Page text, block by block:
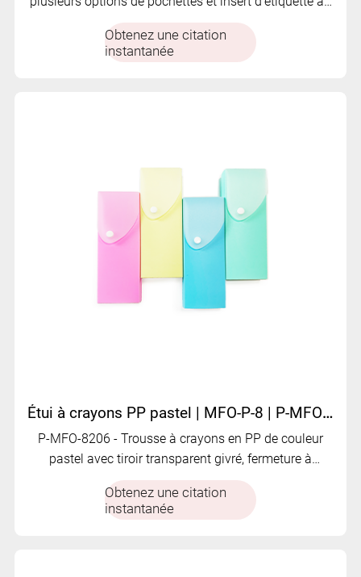
papiers et des documents.
Obtenez une citation
instantanée
Étui à crayons PP pastel | MFO-P-8 | P-MFO-8206
P-MFO-8206 - Trousse à crayons en PP de couleur
pastel avec tiroir transparent givré, fermeture à
Obtenez une citation
instantanée